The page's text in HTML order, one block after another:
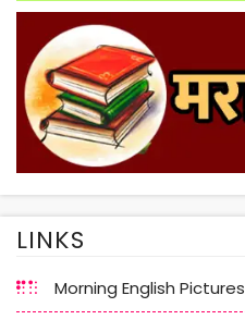
LINKS
Morning English Pictures